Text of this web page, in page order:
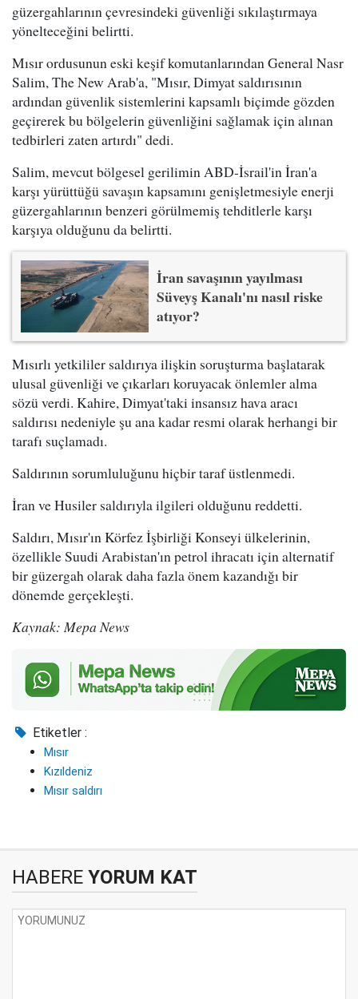
güzergahlarının çevresindeki güvenliği sıkılaştırmaya
yönelteceğini belirtti.
Mısır ordusunun eski keşif komutanlarından General Nasr
Salim, The New Arab'a, "Mısır, Dimyat saldırısının
ardından güvenlik sistemlerini kapsamlı biçimde gözden
geçirerek bu bölgelerin güvenliğini sağlamak için alınan
tedbirleri zaten artırdı" dedi.
Salim, mevcut bölgesel gerilimin ABD-İsrail'in İran'a
karşı yürüttüğü savaşın kapsamını genişletmesiyle enerji
güzergahlarının benzeri görülmemiş tehditlerle karşı
karşıya olduğunu da belirtti.
İran savaşının yayılması
Süveyş Kanalı'nı nasıl riske
atıyor?
Mısırlı yetkililer saldırıya ilişkin soruşturma başlatarak
ulusal güvenliği ve çıkarları koruyacak önlemler alma
sözü verdi. Kahire, Dimyat'taki insansız hava aracı
saldırısı nedeniyle şu ana kadar resmi olarak herhangi bir
tarafı suçlamadı.
Saldırının sorumluluğunu hiçbir taraf üstlenmedi.
İran ve Husiler saldırıyla ilgileri olduğunu reddetti.
Saldırı, Mısır'ın Körfez İşbirliği Konseyi ülkelerinin,
özellikle Suudi Arabistan'ın petrol ihracatı için alternatif
bir güzergah olarak daha fazla önem kazandığı bir
dönemde gerçekleşti.
Kaynak: Mepa News
Etiketler :
Mısır
Kızıldeniz
Mısır saldırı
HABERE YORUM KAT